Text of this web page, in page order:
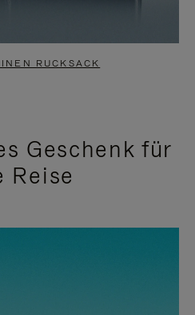
RUCKSACK
Geschenk für
Reise